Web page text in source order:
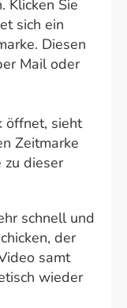
Klicken Sie
sich ein
Diesen
Mail oder
öffnet, sieht
Zeitmarke
zu dieser
schnell und
der
samt
wieder